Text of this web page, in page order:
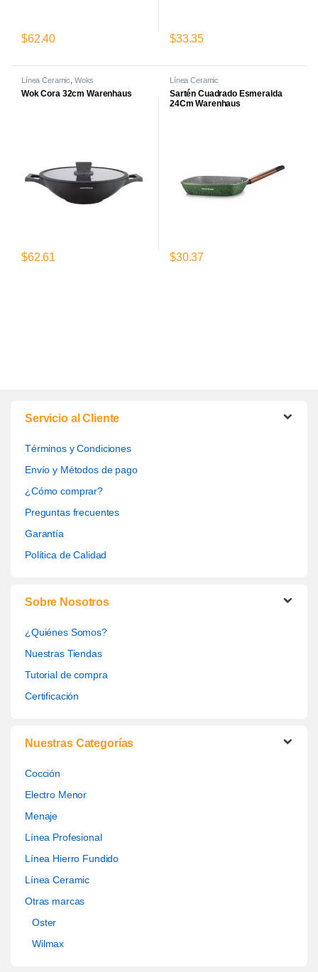
$62.40 $33.35
Línea Ceramic Woks
Wok Cora 32cm Warenhaus
$62.61
Línea Ceramic
Sartén Cuadrado Esmeralda
24Cm Warenhaus
$30.37
Servicio al Cliente
Términos y Condiciones
Envío y Métodos de pago
¿Cómo comprar?
Preguntas frecuentes
Garantía
Política de Calidad
Sobre Nosotros
¿Quiénes Somos?
Nuestras Tiendas
Tutorial de compra
Certificación
Nuestras Categorías
Cocción
Electro Menor
Menaje
Línea Profesional
Línea Hierro Fundido
Línea Ceramic
Otras marcas
Oster
Wilmax